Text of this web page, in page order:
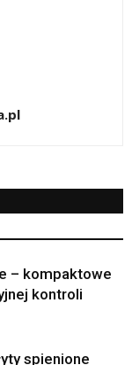
– kompaktowe
kontroli
spienione